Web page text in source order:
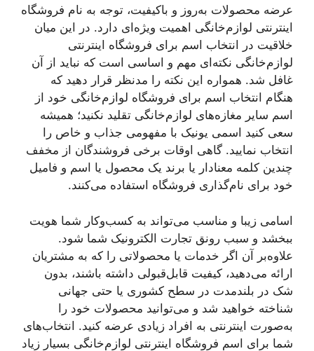
عرضه محصولات به‌روز و باکیفیت، توجه به نام فروشگاه
اینترنتی لوازم‌خانگی اهمیت ویژه‌ای دارد. در این میان
خلاقیت در انتخاب اسم برای فروشگاه اینترنتی
لوازم‌خانگی نکته‌ای مهم و اساسی است که نباید از آن
غافل شد. همواره این نکته را مدنظر قرار دهید که
هنگام انتخاب اسم برای فروشگاه لوازم‌خانگی خود از
اسم سایر مغازه‌های لوازم‌خانگی تقلید نکنید؛ همیشه
سعی کنید اسمی یونیک با مفهومی جذاب و خاص را
انتخاب نمایید. گاهی اوقات برخی فروشندگان از مخفف
چندین کلمه معنادار یا برند یک محصول یا اسم و فامیل
خود برای نام‌گذاری فروشگاه استفاده می‌کنند.
اسامی زیبا و مناسب می‌تواند به کسب‌وکار شما هویت
ببخشد و سبب رونق تجارت الکترونیک شما شود.
علاوه‌بر آن اگر خدمات یا محصولاتی را که به مشتریان
ارائه می‌دهید، کیفیت قابل‌قبولی داشته باشند، بدون
شک در بلندمدت در سطح کشوری یا حتی جهانی
شناخته خواهید شد و می‌توانید محصولات خود را
به‌صورت اینترنتی به افراد زیادی عرضه کنید. انتخاب‌های
شما برای اسم فروشگاه اینترنتی لوازم‌خانگی بسیار زیاد